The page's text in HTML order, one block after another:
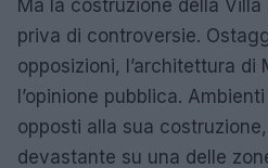
Ma la costruzione della
priva di controversie.
opposizioni, l’architettura di
l’opinione pubblica.
opposti alla sua
devastante su una delle